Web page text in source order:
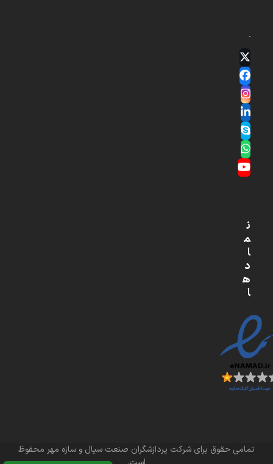
Twitter
(deprecated)
Facebook
Instagram
LinkedIn
Skype
Whatsapp
YouTube
ن
م
ا
د
ه
ا
تمامی حقوق برای شرکت پردازشگران صنعت سیال و سازه مهر محفوظ